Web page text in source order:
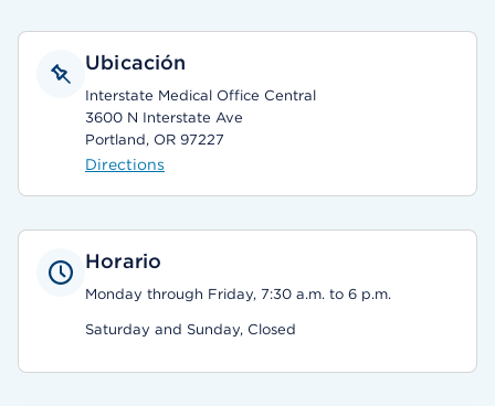
Ubicación
Interstate Medical Office Central
3600 N Interstate Ave
Portland, OR 97227
Directions
Horario
Monday through Friday, 7:30 a.m. to 6 p.m.
Saturday and Sunday, Closed